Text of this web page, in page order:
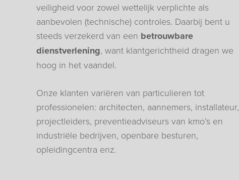
veiligheid voor zowel wettelijk verplichte als
aanbevolen (technische) controles. Daarbij bent u
steeds verzekerd van een betrouwbare
dienstverlening, want klantgerichtheid dragen we
hoog in het vaandel.
Onze klanten variëren van particulieren tot
professionelen: architecten, aannemers, installateur,
projectleiders, preventieadviseurs van kmo’s en
industriële bedrijven, openbare besturen,
opleidingcentra enz.